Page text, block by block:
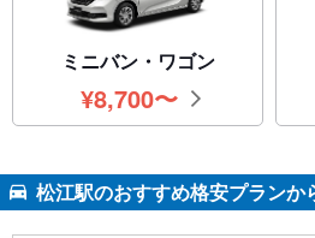
ミニバン・ワゴン
¥8,700円
〜
松江駅のおすすめ格安プランか